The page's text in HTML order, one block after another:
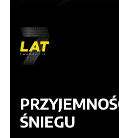
ŚNIEGU